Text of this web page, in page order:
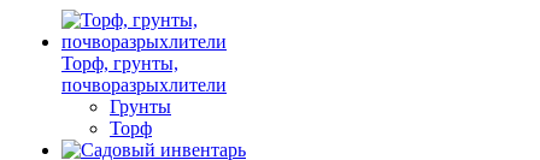
Торф, грунты,
почворазрыхлители
Грунты
Торф